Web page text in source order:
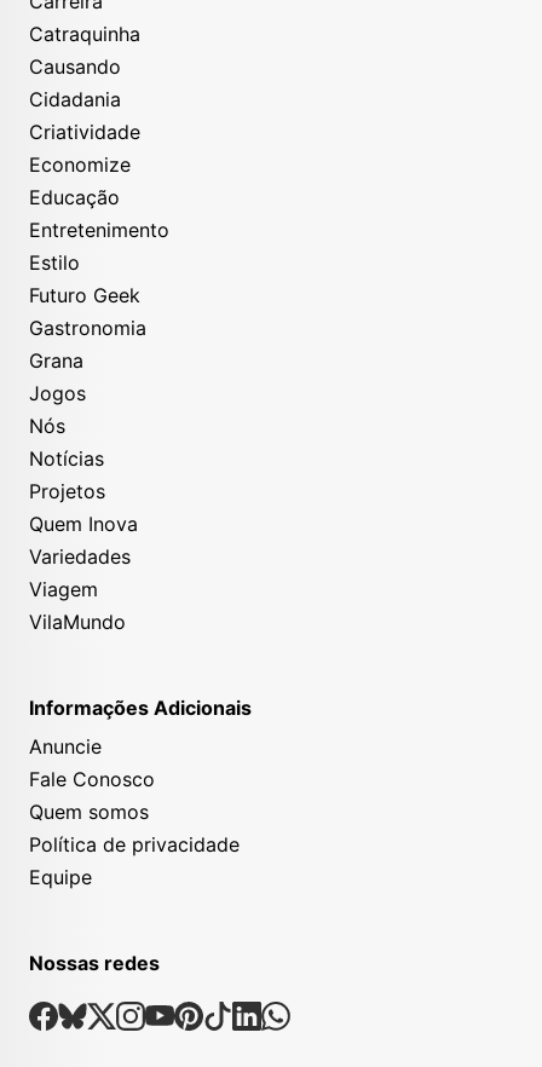
Catraquinha
Causando
Cidadania
Criatividade
Economize
Educação
Entretenimento
Estilo
Futuro Geek
Gastronomia
Grana
Jogos
Nós
Notícias
Projetos
Quem Inova
Variedades
Viagem
VilaMundo
Informações Adicionais
Anuncie
Fale Conosco
Quem somos
Política de privacidade
Equipe
Nossas redes
Nossas Redes Sociais
Facebook
Bsky
X Instagram
Youtube
Pinterest
TiktokLinkedin
Whatsapp